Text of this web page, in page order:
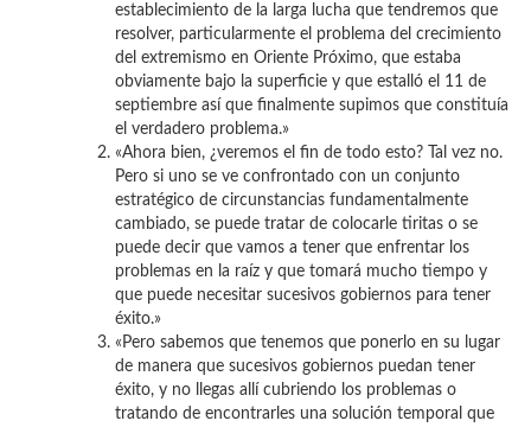
establecimiento de la larga lucha que tendremos que
resolver, particularmente el problema del crecimiento
del extremismo en Oriente Próximo, que estaba
obviamente bajo la superficie y que estalló el 11 de
septiembre así que finalmente supimos que constituía
el verdadero problema.»
«Ahora bien, ¿veremos el fin de todo esto? Tal vez no.
Pero si uno se ve confrontado con un conjunto
estratégico de circunstancias fundamentalmente
cambiado, se puede tratar de colocarle tiritas o se
puede decir que vamos a tener que enfrentar los
problemas en la raíz y que tomará mucho tiempo y
que puede necesitar sucesivos gobiernos para tener
éxito.»
«Pero sabemos que tenemos que ponerlo en su lugar
de manera que sucesivos gobiernos puedan tener
éxito, y no llegas allí cubriendo los problemas o
tratando de encontrarles una solución temporal que